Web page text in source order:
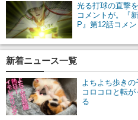
光る打球の直撃
コメントが。『
P』第12話コメ
新着ニュース一覧
よちよち歩き
コロコロと転
る